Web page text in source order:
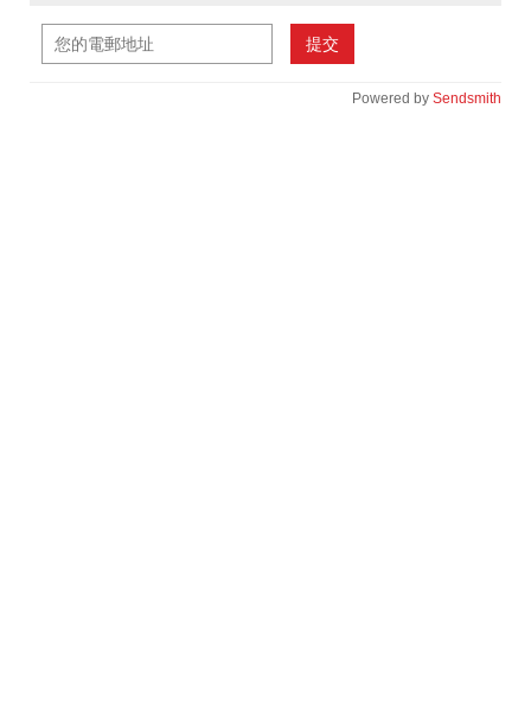
提交
Powered by Sendsmith